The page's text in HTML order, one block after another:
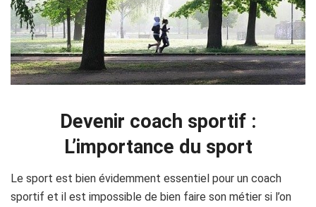
Devenir coach sportif :
L’importance du sport
Le sport est bien évidemment essentiel pour un coach
sportif et il est impossible de bien faire son métier si l’on